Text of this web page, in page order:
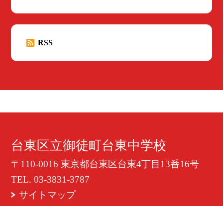
RSS
台東区立御徒町台東中学校
〒110-0016 東京都台東区台東4丁目13番16号
TEL.03-3831-3787
サイトマップ